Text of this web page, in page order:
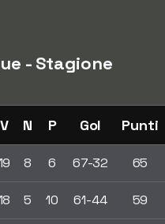
- Stagione
V N P Gol Punti
8 6 67-32 65
5 10 61-44 59